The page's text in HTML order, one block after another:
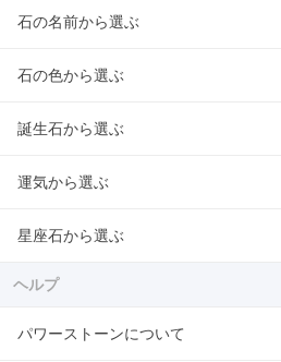
石の名前から選ぶ
石の色から選ぶ
誕生石から選ぶ
運気から選ぶ
星座石から選ぶ
ヘルプ
パワーストーンについて